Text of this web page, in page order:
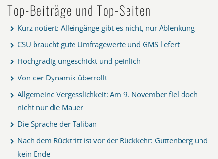
Top-Beiträge und Top-Seiten
Kurz notiert: Alleingänge gibt es nicht, nur Ablenkung
CSU braucht gute Umfragewerte und GMS liefert
Hochgradig ungeschickt und peinlich
Von der Dynamik überrollt
Allgemeine Vergesslichkeit: Am 9. November fiel doch
nicht nur die Mauer
Die Sprache der Taliban
Nach dem Rücktritt ist vor der Rückkehr: Guttenberg und
kein Ende